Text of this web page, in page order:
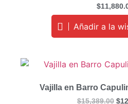
$
Añadir a la
Vajilla en Barro
$15,389.00 $